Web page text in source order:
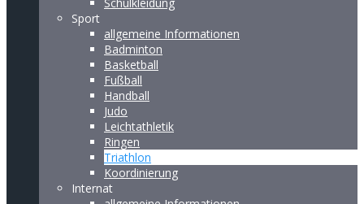
Sport
allgemeine Informationen
Badminton
Basketball
Fußball
Handball
Judo
Leichtathletik
Ringen
Triathlon
Koordinierung
Internat